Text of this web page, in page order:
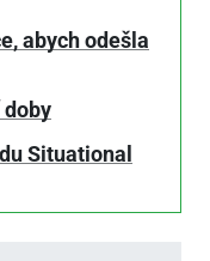
abych odešla
doby
Situational